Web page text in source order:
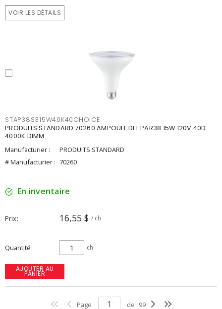
VOIR LES DÉTAILS
STAP38S315W40K40CHOICE
PRODUITS STANDARD 70260 AMPOULE DEL PAR38 15W 120V 40D
4000K DIMM
Manufacturier :
PRODUITS STANDARD
# Manufacturier : 70260
En inventaire
Prix 16,55 $ / ch
Quantité ch
AJOUTER AU
PANIER
Page de 99